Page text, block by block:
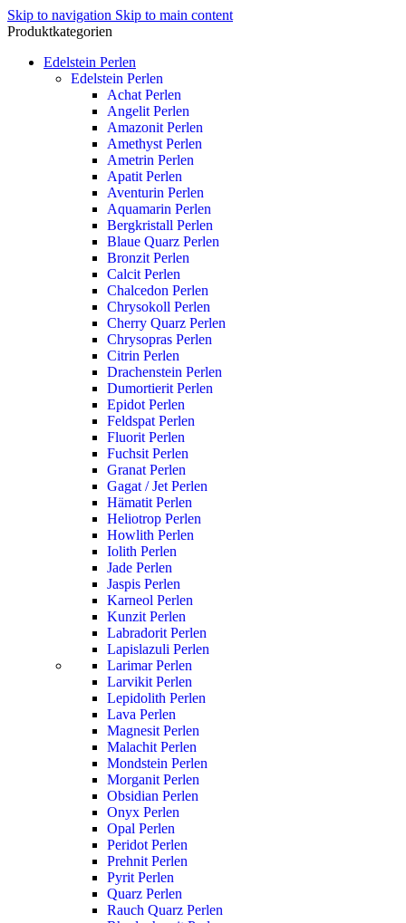
Skip to navigation Skip to main content
Produktkategorien
Edelstein Perlen
Edelstein Perlen
Achat Perlen
Angelit Perlen
Amazonit Perlen
Amethyst Perlen
Ametrin Perlen
Apatit Perlen
Aventurin Perlen
Aquamarin Perlen
Bergkristall Perlen
Blaue Quarz Perlen
Bronzit Perlen
Calcit Perlen
Chalcedon Perlen
Chrysokoll Perlen
Cherry Quarz Perlen
Chrysopras Perlen
Citrin Perlen
Drachenstein Perlen
Dumortierit Perlen
Epidot Perlen
Feldspat Perlen
Fluorit Perlen
Fuchsit Perlen
Granat Perlen
Gagat / Jet Perlen
Hämatit Perlen
Heliotrop Perlen
Howlith Perlen
Iolith Perlen
Jade Perlen
Jaspis Perlen
Karneol Perlen
Kunzit Perlen
Labradorit Perlen
Lapislazuli Perlen
Larimar Perlen
Larvikit Perlen
Lepidolith Perlen
Lava Perlen
Magnesit Perlen
Malachit Perlen
Mondstein Perlen
Morganit Perlen
Obsidian Perlen
Onyx Perlen
Opal Perlen
Peridot Perlen
Prehnit Perlen
Pyrit Perlen
Quarz Perlen
Rauch Quarz Perlen